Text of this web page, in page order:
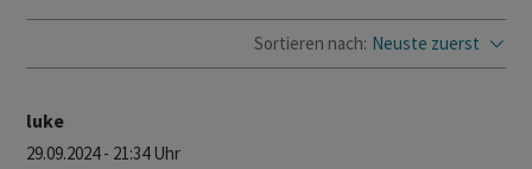
Sortieren nach: Neuste zuerst
luke
29.09.2024 - 21:34 Uhr